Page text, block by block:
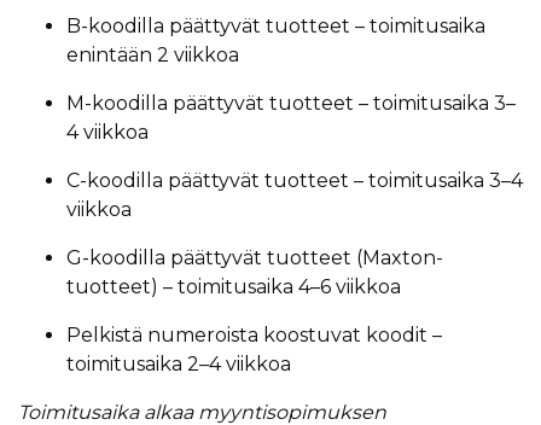
B-koodilla päättyvät tuotteet – toimitusaika
enintään 2 viikkoa
M-koodilla päättyvät tuotteet – toimitusaika 3–
4 viikkoa
C-koodilla päättyvät tuotteet – toimitusaika 3–4
viikkoa
G-koodilla päättyvät tuotteet (Maxton-
tuotteet) – toimitusaika 4–6 viikkoa
Pelkistä numeroista koostuvat koodit –
toimitusaika 2–4 viikkoa
Toimitusaika alkaa myyntisopimuksen